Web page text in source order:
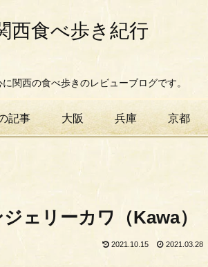
西食べ歩き紀行
関西の食べ歩きのレビューブログです。
記事 大阪 兵庫 京都
ェリーカワ（Kawa）
2021.10.15 2021.03.28